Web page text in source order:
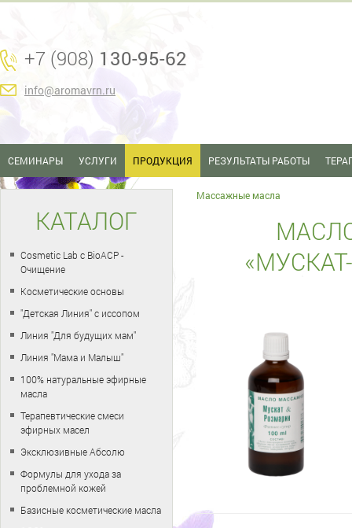
+7 (908) 130-95-62
info@aromavrn.ru
СЕМИНАРЫ УСЛУГИ ПРОДУКЦИЯ РЕЗУЛЬТАТЫ РАБОТЫ
Массажные масла
КАТАЛОГ
Cosmetic Lab с BioACP -
Очищение
Косметические основы
"Детская Линия" с иссопом
Линия "Для будущих мам"
Линия "Мама и Малыш"
100% натуральные эфирные
масла
Терапевтические смеси
эфирных масел
Эксклюзивные Абсолю
Формулы для ухода за
проблемной кожей
Базисные косметические масла